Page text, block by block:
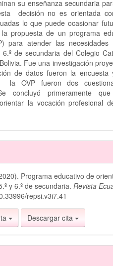
su enseñanza secundaria
decisión no es orientada
lo que puede ocasionar
propuesta de un programa
para atender las
de secundaria del Colegio
Fue una investigación
de datos fueron la
OVP fueron dos
concluyó primeramente
la vocación profesional
Programa educativo de
y 6.º de secundaria. Revista
repsi.v3i7.41
Descargar cita